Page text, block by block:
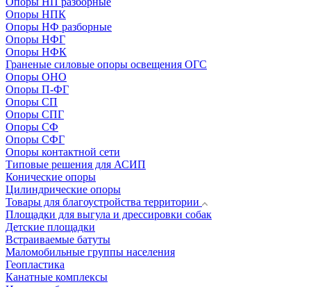
Опоры НПК
Опоры НФ разборные
Опоры НФГ
Опоры НФК
Граненые силовые опоры освещения ОГС
Опоры ОНО
Опоры П-ФГ
Опоры СП
Опоры СПГ
Опоры СФ
Опоры СФГ
Опоры контактной сети
Типовые решения для АСИП
Конические опоры
Цилиндрические опоры
Товары для благоустройства территории
Площадки для выгула и дрессировки собак
Детские площадки
Встраиваемые батуты
Маломобильные группы населения
Геопластика
Канатные комплексы